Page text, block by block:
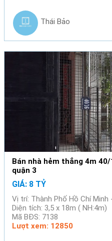
Thái Bảo
Bán nhà hẻm thẳng 4m
quận 3
GIÁ: 8 TỶ
Vị trí: Thành Phố Hồ Chí Minh
Diện tích: 3,5 x 18m ( NH:4m)
Mã BĐS: 7138
Lượt xem: 12850